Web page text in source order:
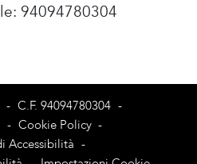
94094780304
- C.F. 94094780304 -
- Cookie Policy -
Accessibilità -